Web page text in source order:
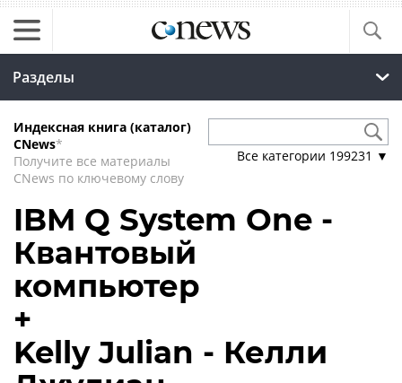
Разделы
Индексная книга (каталог)
CNews*
Получите все материалы
CNews по ключевому слову
Все категории 199231 ▼
IBM Q System One -
Квантовый
компьютер
+
Kelly Julian - Келли